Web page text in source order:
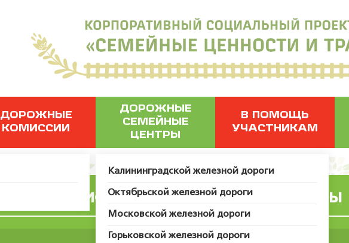
ДОРОЖНЫЕ
КОМИССИИ
ДОРОЖНЫЕ
СЕМЕЙНЫЕ
ЦЕНТРЫ
Калининградской железной дороги
Октябрьской железной дороги
Московской железной дороги
Горьковской железной дороги
В ПОМОЩЬ
УЧАСТНИКАМ
Национальные праздничные игры